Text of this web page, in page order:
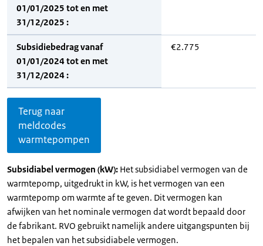
01/01/2025 tot en met
31/12/2025 :
Subsidiebedrag vanaf
01/01/2024 tot en met
31/12/2024 :
€2.775
Terug naar
meldcodes
warmtepompen
Subsidiabel vermogen (kW): Het subsidiabel vermogen van de
warmtepomp, uitgedrukt in kW, is het vermogen van een
warmtepomp om warmte af te geven. Dit vermogen kan
afwijken van het nominale vermogen dat wordt bepaald door
de fabrikant. RVO gebruikt namelijk andere uitgangspunten bij
het bepalen van het subsidiabele vermogen.